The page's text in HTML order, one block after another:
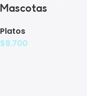
Mascotas
Platos
$8.700